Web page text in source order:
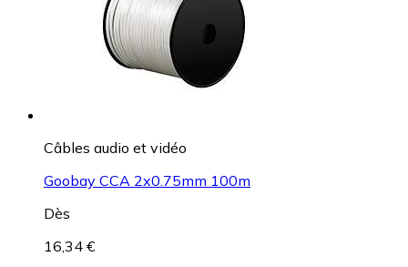
Câbles audio et vidéo
Goobay CCA 2x0.75mm 100m
Dès
16,34 €